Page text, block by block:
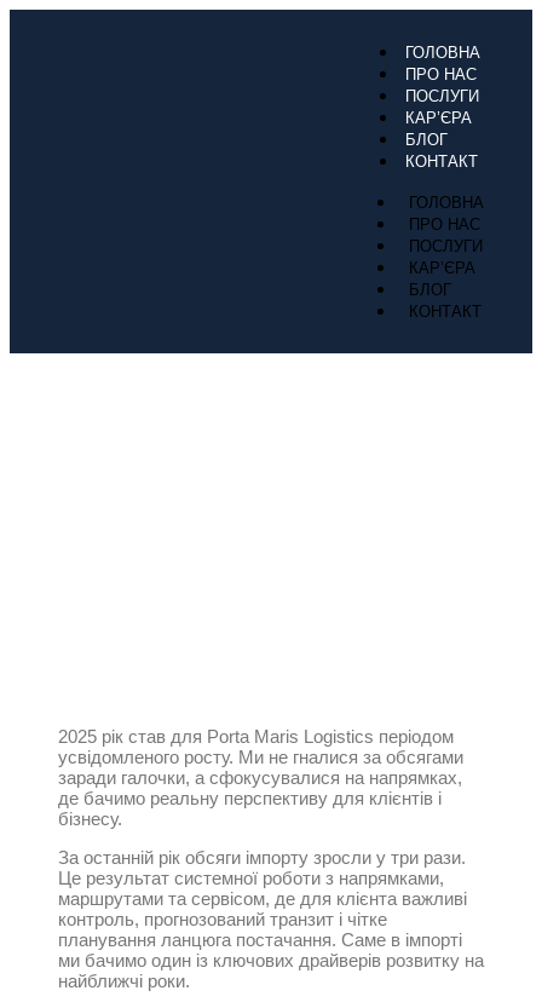
ГОЛОВНА
ПРО НАС
ПОСЛУГИ
КАР’ЄРА
БЛОГ
КОНТАКТ
ГОЛОВНА
ПРО НАС
ПОСЛУГИ
КАР’ЄРА
БЛОГ
КОНТАКТ
2025 рік став для Porta Maris Logistics періодом
усвідомленого росту. Ми не гналися за обсягами
заради галочки, а сфокусувалися на напрямках,
де бачимо реальну перспективу для клієнтів і
бізнесу.
За останній рік обсяги імпорту зросли у три рази.
Це результат системної роботи з напрямками,
маршрутами та сервісом, де для клієнта важливі
контроль, прогнозований транзит і чітке
планування ланцюга постачання. Саме в імпорті
ми бачимо один із ключових драйверів розвитку на
найближчі роки.